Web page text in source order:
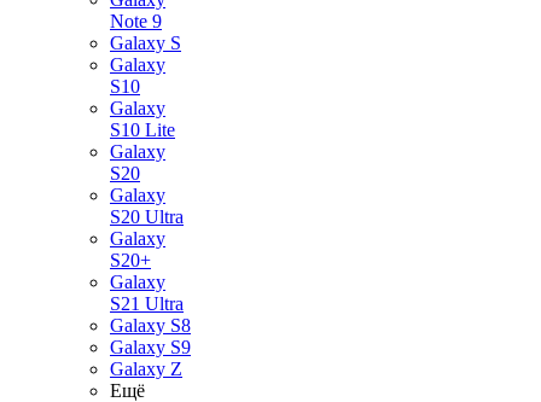
Note 9
Galaxy S
Galaxy
S10
Galaxy
S10 Lite
Galaxy
S20
Galaxy
S20 Ultra
Galaxy
S20+
Galaxy
S21 Ultra
Galaxy S8
Galaxy S9
Galaxy Z
Ещё